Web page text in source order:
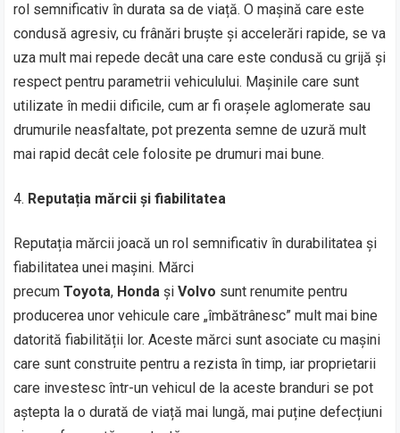
rol semnificativ în durata sa de viață. O mașină care este
condusă agresiv, cu frânări bruște și accelerări rapide, se va
uza mult mai repede decât una care este condusă cu grijă și
respect pentru parametrii vehiculului. Mașinile care sunt
utilizate în medii dificile, cum ar fi orașele aglomerate sau
drumurile neasfaltate, pot prezenta semne de uzură mult
mai rapid decât cele folosite pe drumuri mai bune.
Reputația mărcii și fiabilitatea
Reputația mărcii joacă un rol semnificativ în durabilitatea și
fiabilitatea unei mașini. Mărci
precumToyota, Honda șiVolvo sunt renumite pentru
producerea unor vehicule care „îmbătrânesc” mult mai bine
datorită fiabilității lor. Aceste mărci sunt asociate cu mașini
care sunt construite pentru a rezista în timp, iar proprietarii
care investesc într-un vehicul de la aceste branduri se pot
aștepta la o durată de viață mai lungă, mai puține defecțiuni